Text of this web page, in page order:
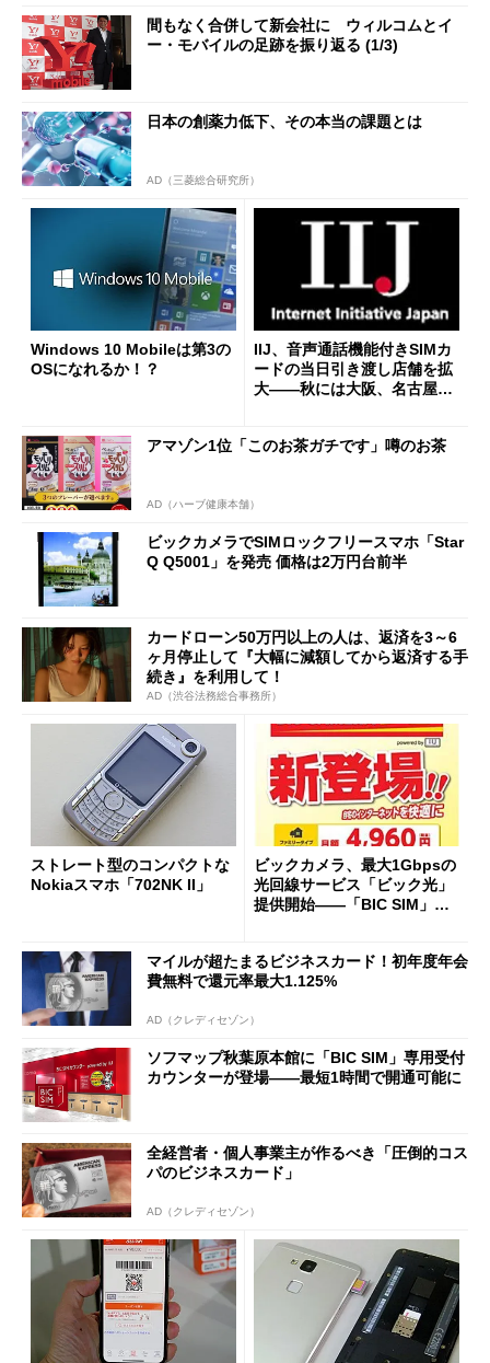
間もなく合併して新会社に ウィルコムとイ
ー・モバイルの足跡を振り返る (1/3)
日本の創薬力低下、その本当の課題とは
AD（三菱総合研究所）
Windows 10 Mobileは第3の
OSになれるか！？
IIJ、音声通話機能付きSIMカ
ードの当日引き渡し店舗を拡
大――秋には大阪、名古屋、
アマゾン1位「このお茶ガチです」噂のお茶
AD（ハーブ健康本舗）
ビックカメラでSIMロックフリースマホ「Star
Q Q5001」を発売 価格は2万円台前半
カードローン50万円以上の人は、返済を3～6
ヶ月停止して『大幅に減額してから返済する手
続き』を利用して！
AD（渋谷法務総合事務所）
ストレート型のコンパクトな
Nokiaスマホ「702NK II」
ビックカメラ、最大1Gbpsの
光回線サービス「ビック光」
提供開始――「BIC SIM」と
マイルが超たまるビジネスカード！初年度年会
費無料で還元率最大1.125%
AD（クレディセゾン）
ソフマップ秋葉原本館に「BIC SIM」専用受付
カウンターが登場――最短1時間で開通可能に
全経営者・個人事業主が作るべき「圧倒的コス
パのビジネスカード」
AD（クレディセゾン）